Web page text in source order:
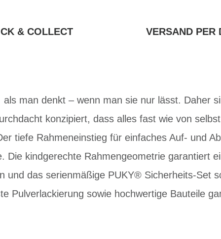
& COLLECT VERSAND PER
man denkt – wenn man sie nur lässt. Daher
konzipiert, dass alles fast wie von
tiefe Rahmeneinstieg für einfaches Auf- und
Die kindgerechte Rahmengeometrie garantiert
und das serienmäßige PUKY® Sicherheits-Set
Pulverlackierung sowie hochwertige Bauteile